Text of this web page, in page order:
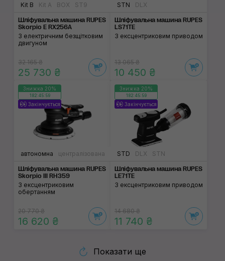
Kit B Kit A BOX ST9
Шліфувальна машина RUPES
Skorpio E RX256A
З електричним безщітковим
двигуном
32 165 ₴
25 730 ₴
STN DLX
Шліфувальна машина RUPES
LS71TE
З ексцентриковим приводом
13 065 ₴
10 450 ₴
Знижка 20%
182:45:59
Закінчується
автономна централізована
Шліфувальна машина RUPES
Skorpio III RH359
З ексцентриковим
обертанням
20 770 ₴
16 620 ₴
Знижка 20%
182:45:59
Закінчується
STD DLX STN
Шліфувальна машина RUPES
LE71TE
З ексцентриковим приводом
14 680 ₴
11 740 ₴
Показати ще